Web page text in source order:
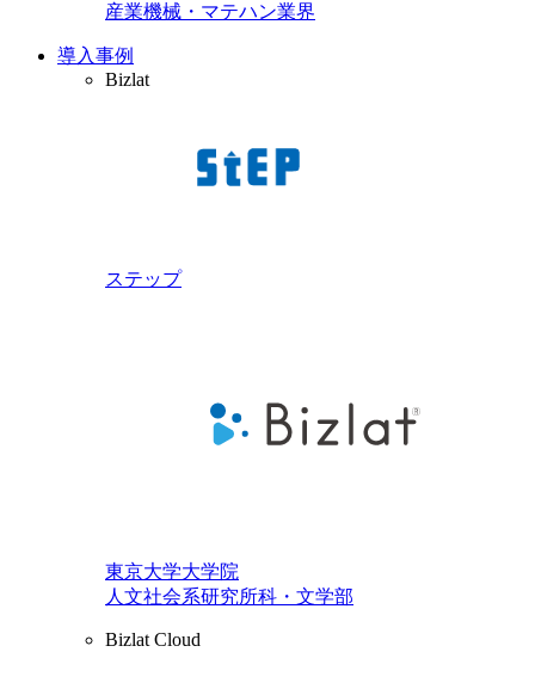
産業機械・マテハン業界
導入事例
Bizlat
ステップ
東京大学大学院
人文社会系研究所科・文学部
Bizlat Cloud